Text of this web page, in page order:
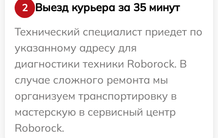
2
Выезд курьера за 35 минут
Технический специалист приедет по
указанному адресу для
диагностики техники Roborock. В
случае сложного ремонта мы
организуем транспортировку в
мастерскую в сервисный центр
Roborock.